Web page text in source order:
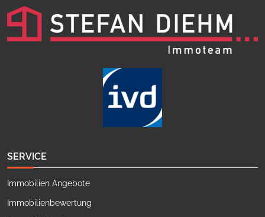
SERVICE
Immobilien Angebote
Immobilienbewertung